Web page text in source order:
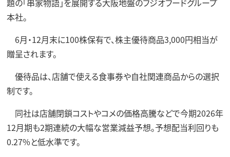
本社。
6月・12月末に100株保有で、株主優待商品3,000円相当が
贈呈されます。
優待品は、店舗で使える食事券や自社関連商品からの選択
制です。
同社は店舗閉鎖コストやコメの価格高騰などで今期2026年
12月期も2期連続の大幅な営業減益予想。予想配当利回りも
0.27%と低水準です。